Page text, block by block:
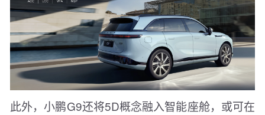
此外，小鹏G9还将5D概念融入智能座舱，或可在